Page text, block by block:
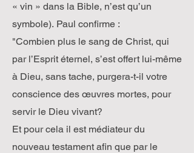
« vin » dans la Bible, n’est qu’un
symbole). Paul confirme :
"Combien plus le sang de Christ, qui
par l’Esprit éternel, s’est offert lui-même
à Dieu, sans tache, purgera-t-il votre
conscience des œuvres mortes, pour
servir le Dieu vivant?
Et pour cela il est médiateur du
nouveau testament afin que par le